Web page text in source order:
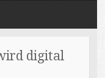
on US college
digital